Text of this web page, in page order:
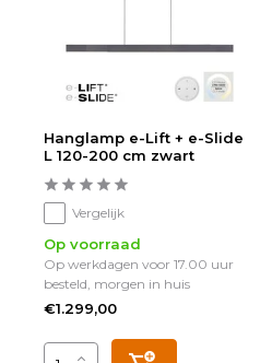
Hanglamp e-Lift + e-Slide
L 120-200 cm zwart
Vergelijk
Op voorraad
Op werkdagen voor 17.00 uur
besteld, morgen in huis
€1.299,00